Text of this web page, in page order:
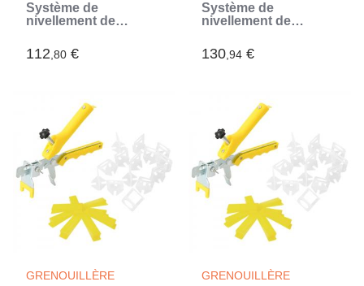
Système de
nivellement de
2500 clips 3 mm
112,80 €
Système de
nivellement de
2500 clips 1,5 mm
130,94 €
GRENOUILLÈRE
GRENOUILLÈRE